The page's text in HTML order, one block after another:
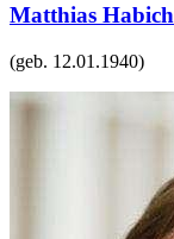
Matthias Habich
(geb. 12.01.1940)